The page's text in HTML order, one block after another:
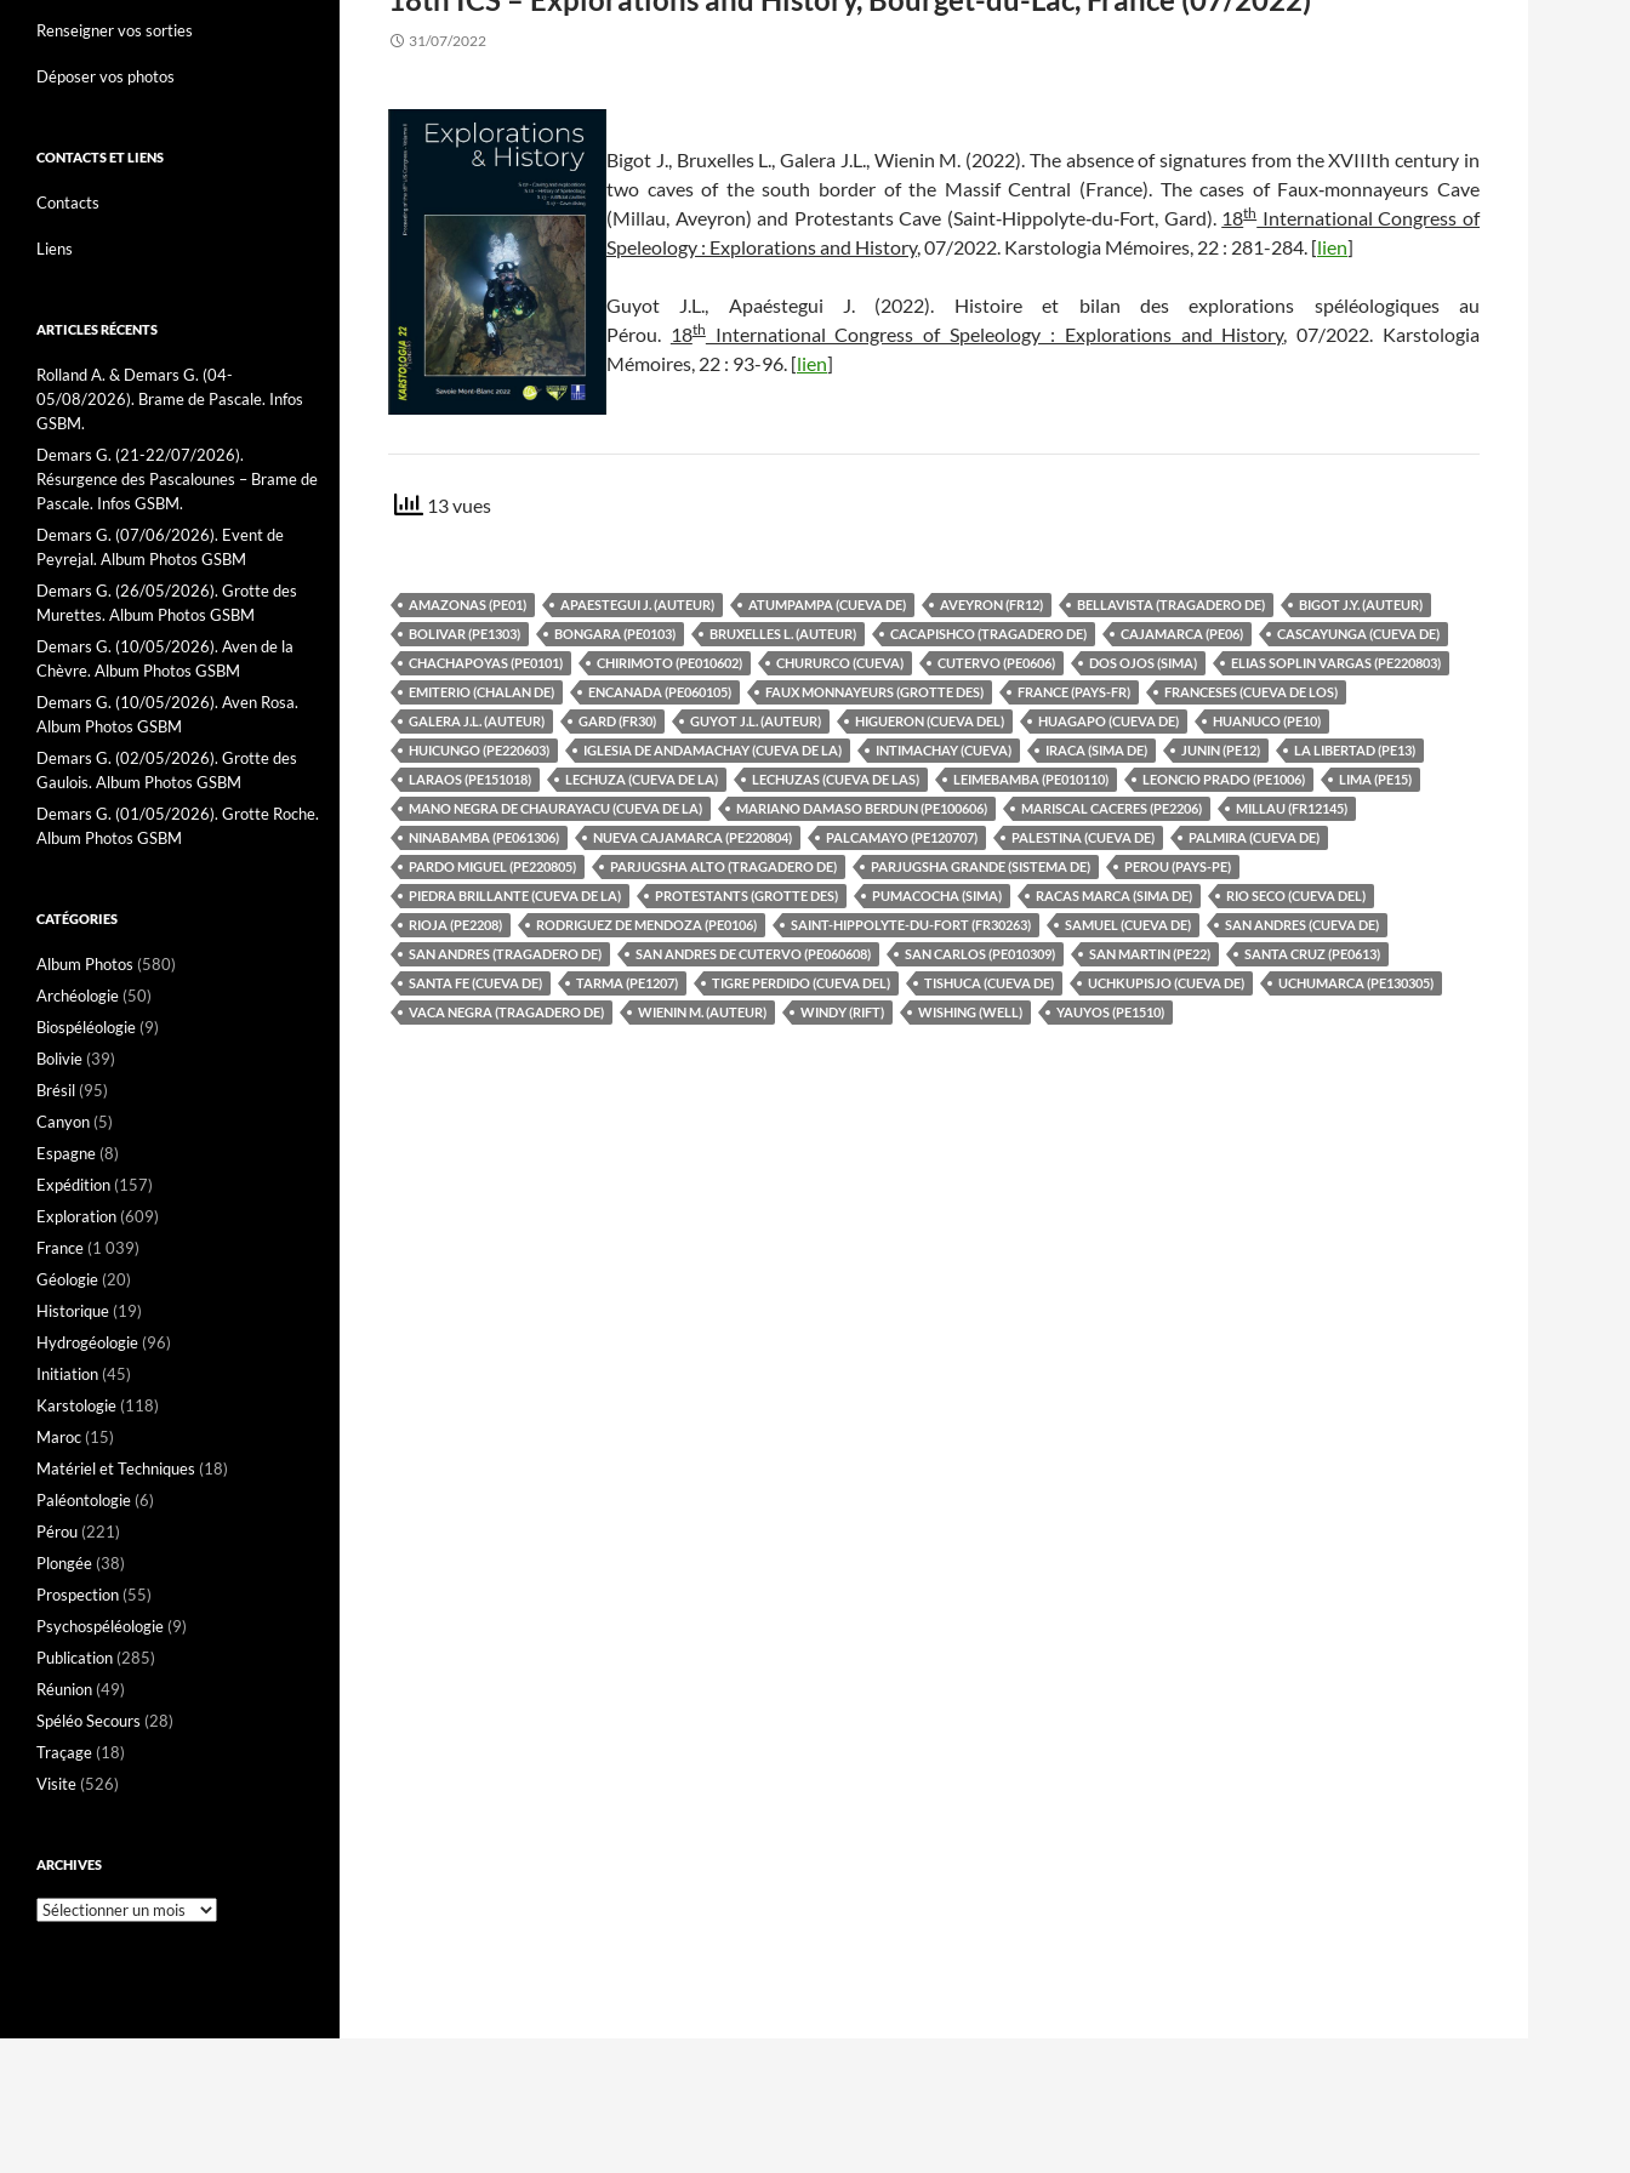
31/07/2022
Bigot J., Bruxelles L., Galera J.L., Wienin M. (2022). The absence of signatures from the XVIIIth century in
two caves of the south border of the Massif Central (France). The cases of Faux‐monnayeurs Cave
(Millau, Aveyron) and Protestants Cave (Saint‐Hippolyte‐du‐Fort, Gard). 18thInternational Congress of
Speleology : Explorations and History, 07/2022. Karstologia Mémoires, 22 : 281-284. [lien]
Guyot J.L., Apaéstegui J. (2022). Histoire et bilan des explorations spéléologiques au
Pérou. 18thInternational Congress of Speleology : Explorations and History, 07/2022. Karstologia
Mémoires, 22 : 93-96. [lien]
13 vues
AMAZONAS (PE01) APAESTEGUI J. (AUTEUR) ATUMPAMPA (CUEVA DE) AVEYRON (FR12) BELLAVISTA (TRAGADERO DE)
BIGOT J.Y. (AUTEUR)
BOLIVAR (PE1303)
BONGARA (PE0103) BRUXELLES L. (AUTEUR) CACAPISHCO (TRAGADERO DE) CAJAMARCA (PE06)
CASCAYUNGA (CUEVA DE)
CHACHAPOYAS (PE0101)
CHIRIMOTO (PE010602) CHURURCO (CUEVA) CUTERVO (PE0606) DOS OJOS (SIMA)
ELIAS SOPLIN VARGAS (PE220803)
EMITERIO (CHALAN DE)
ENCANADA (PE060105) FAUX MONNAYEURS (GROTTE DES) FRANCE (PAYS-FR)
FRANCESES (CUEVA DE LOS)
GALERA J.L. (AUTEUR)
GARD (FR30) GUYOT J.L. (AUTEUR) HIGUERON (CUEVA DEL) HUAGAPO (CUEVA DE)
HUANUCO (PE10)
HUICUNGO (PE220603)
IGLESIA DE ANDAMACHAY (CUEVA DE LA) INTIMACHAY (CUEVA) IRACA (SIMA DE) JUNIN (PE12)
LA LIBERTAD (PE13)
LARAOS (PE151018)
LECHUZA (CUEVA DE LA) LECHUZAS (CUEVA DE LAS) LEIMEBAMBA (PE010110) LEONCIO PRADO (PE1006)
LIMA (PE15)
MANO NEGRA DE CHAURAYACU (CUEVA DE LA)
MARIANO DAMASO BERDUN (PE100606) MARISCAL CACERES (PE2206)
MILLAU (FR12145)
NINABAMBA (PE061306)
NUEVA CAJAMARCA (PE220804) PALCAMAYO (PE120707) PALESTINA (CUEVA DE)
PALMIRA (CUEVA DE)
PARDO MIGUEL (PE220805)
PARJUGSHA ALTO (TRAGADERO DE) PARJUGSHA GRANDE (SISTEMA DE)
PEROU (PAYS-PE)
PIEDRA BRILLANTE (CUEVA DE LA)
PROTESTANTS (GROTTE DES) PUMACOCHA (SIMA) RACAS MARCA (SIMA DE)
RIO SECO (CUEVA DEL)
RIOJA (PE2208)
RODRIGUEZ DE MENDOZA (PE0106) SAINT-HIPPOLYTE-DU-FORT (FR30263) SAMUEL (CUEVA DE)
SAN ANDRES (CUEVA DE)
SAN ANDRES (TRAGADERO DE)
SAN ANDRES DE CUTERVO (PE060608) SAN CARLOS (PE010309) SAN MARTIN (PE22)
SANTA CRUZ (PE0613)
SANTA FE (CUEVA DE)
TARMA (PE1207) TIGRE PERDIDO (CUEVA DEL) TISHUCA (CUEVA DE) UCHKUPISJO (CUEVA DE)
UCHUMARCA (PE130305)
VACA NEGRA (TRAGADERO DE)
WIENIN M. (AUTEUR) WINDY (RIFT) WISHING (WELL) YAUYOS (PE1510)
Renseigner vos sorties
Déposer vos photos
CONTACTS ET LIENS
Contacts
Liens
ARTICLES RÉCENTS
Rolland A. & Demars G. (04-
05/08/2026). Brame de Pascale. Infos
GSBM.
Demars G. (21-22/07/2026).
Résurgence des Pascalounes – Brame de
Pascale. Infos GSBM.
Demars G. (07/06/2026). Event de
Peyrejal. Album Photos GSBM
Demars G. (26/05/2026). Grotte des
Murettes. Album Photos GSBM
Demars G. (10/05/2026). Aven de la
Chèvre. Album Photos GSBM
Demars G. (10/05/2026). Aven Rosa.
Album Photos GSBM
Demars G. (02/05/2026). Grotte des
Gaulois. Album Photos GSBM
Demars G. (01/05/2026). Grotte Roche.
Album Photos GSBM
CATÉGORIES
Album Photos (580)
Archéologie (50)
Biospéléologie (9)
Bolivie (39)
Brésil (95)
Canyon (5)
Espagne (8)
Expédition (157)
Exploration (609)
France (1 039)
Géologie (20)
Historique (19)
Hydrogéologie (96)
Initiation (45)
Karstologie (118)
Maroc (15)
Matériel et Techniques (18)
Paléontologie (6)
Pérou (221)
Plongée (38)
Prospection (55)
Psychospéléologie (9)
Publication (285)
Réunion (49)
Spéléo Secours (28)
Traçage (18)
Visite (526)
ARCHIVES
Archives